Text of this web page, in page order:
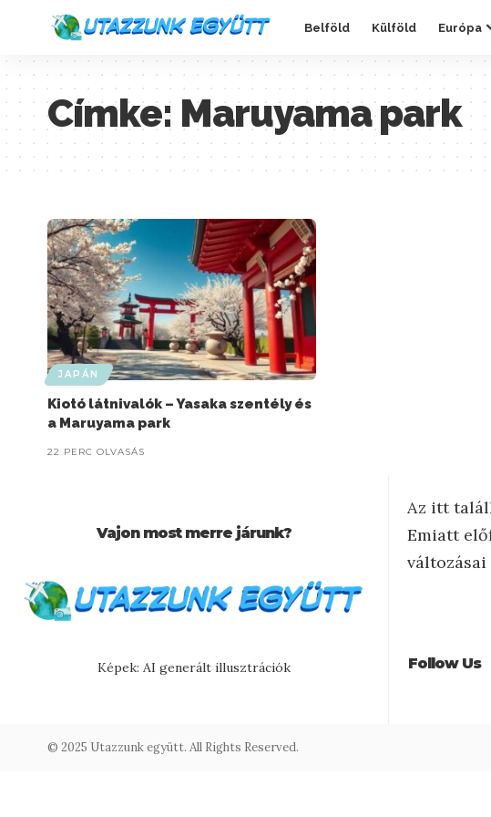
Belföld Külföld Európa
Címke: Maruyama park
JAPÁN
Kiotó látnivalók – Yasaka szentély és
a Maruyama park
22 PERC OLVASÁS
Vajon most merre járunk?
Képek: AI generált illusztrációk
Az itt
Emiatt
Follow Us
© 2025 Utazzunk együtt. All Rights Reserved.